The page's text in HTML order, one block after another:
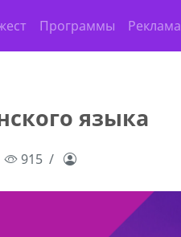
Программы Реклама
языка
915
в аренду дом, 571 30 57